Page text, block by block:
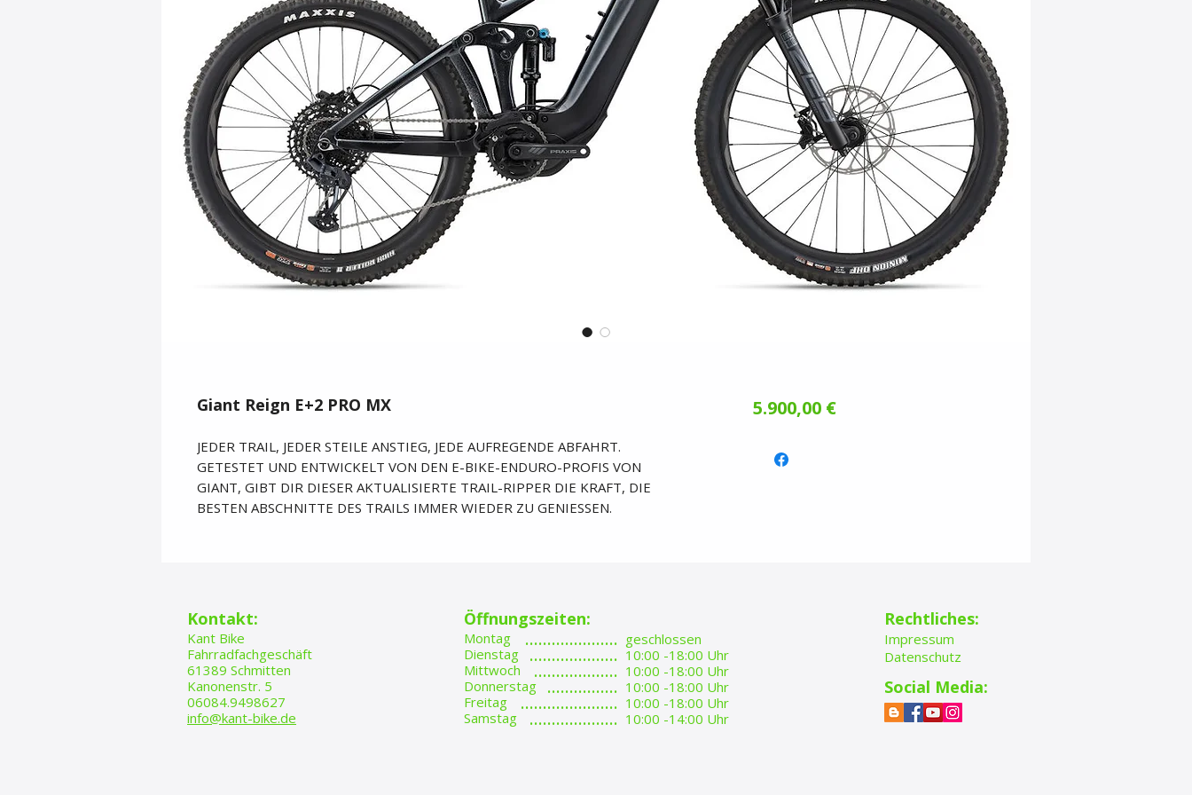
Giant Reign E+2 PRO MX
JEDER TRAIL, JEDER STEILE ANSTIEG, JEDE AUFREGENDE ABFAHRT.
GETESTET UND ENTWICKELT VON DEN E-BIKE-ENDURO-PROFIS VON
GIANT, GIBT DIR DIESER AKTUALISIERTE TRAIL-RIPPER DIE KRAFT, DIE
BESTEN ABSCHNITTE DES TRAILS IMMER WIEDER ZU GENIESSEN.
5.900,00 €Preis
​​​Kontakt:
Kant Bike
Fahrradfachgeschäft
61389 Schmitten
Kanonenstr. 5
06084.9498627
info@kant-bike.de
Montag
Dienstag
Mittwoch
Donnerstag
Freitag
Samstag
.....................
....................
...................
................
......................
....................​
Öffnungszeiten:
geschlossen
10:00 -18:00 Uhr
10:00 -18:00 Uhr
10:00 -18:00 Uhr
10:00 -18:00 Uhr
10:00 -14:00 Uhr
Rechtliches:
Impressum
Datenschutz
Social Media: